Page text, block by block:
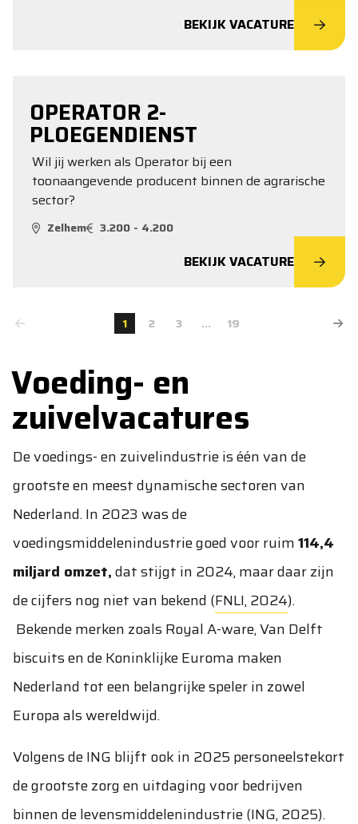
BEKIJK VACATURE
OPERATOR 2-
PLOEGENDIENST
Wil jij werken als Operator bij een
toonaangevende producent binnen de agrarische
sector?
Zelhem 3.200 - 4.200
BEKIJK VACATURE
1 2 3 ... 19
Voeding- en
zuivelvacatures
De voedings- en zuivelindustrie is één van de
grootste en meest dynamische sectoren van
Nederland. In 2023 was de
voedingsmiddelenindustrie goed voor ruim114,4
miljard omzet,dat stijgt in 2024, maar daar zijn
de cijfers nog niet van bekend (FNLI, 2024).
Bekende merken zoals Royal A-ware, Van Delft
biscuits en de Koninklijke Euroma maken
Nederland tot een belangrijke speler in zowel
Europa als wereldwijd.
Volgens de ING blijft ook in 2025 personeelstekort
de grootste zorg en uitdaging voor bedrijven
binnen de levensmiddelenindustrie (ING, 2025).